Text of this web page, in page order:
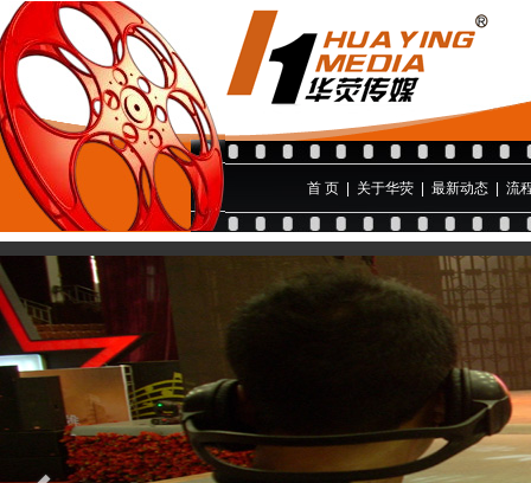
首 页| 关于华荧| 最新动态| 流